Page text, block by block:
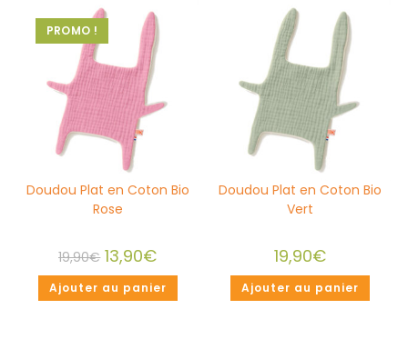
PROMO !
Doudou Plat en Coton Bio
Rose
19,90€ 13,90€
Ajouter au panier
Doudou Plat en Coton Bio
Vert
19,90€
Ajouter au panier